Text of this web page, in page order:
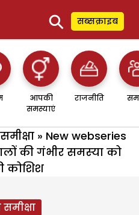
⚲ सब्सक्राइब
आपकी
समस्याएं
राजनीति
» New webseries
की गंभीर समस्‍या को
कोशिश